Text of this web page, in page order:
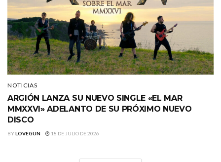
NOTICIAS
ARGIÓN LANZA SU NUEVO SINGLE «EL MAR
MMXXVI» ADELANTO DE SU PRÓXIMO NUEVO
DISCO
BYLOVEGUN 18 DE JULIO DE 2026